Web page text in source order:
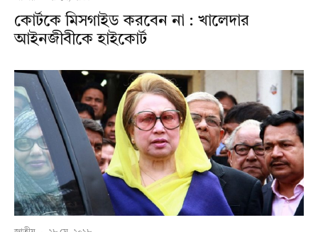
কোর্টকে মিসগাইড করবেন না : খালেদার
আইনজীবীকে হাইকোর্ট